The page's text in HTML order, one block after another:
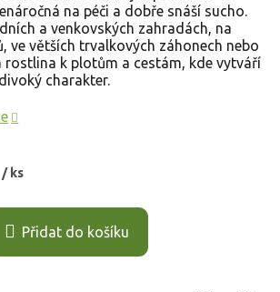
/ ks
Přidat do košíku
na péči a dobře snáší sucho.
a venkovských zahradách, na
ve větších trvalkových záhonech nebo
k plotům a cestám, kde vytváří
charakter.